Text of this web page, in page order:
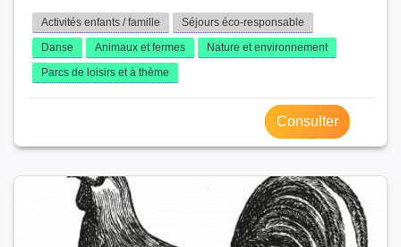
Activités enfants / famille
Séjours éco-responsable
Danse
Animaux et fermes
Nature et environnement
Parcs de loisirs et à thème
Consulter